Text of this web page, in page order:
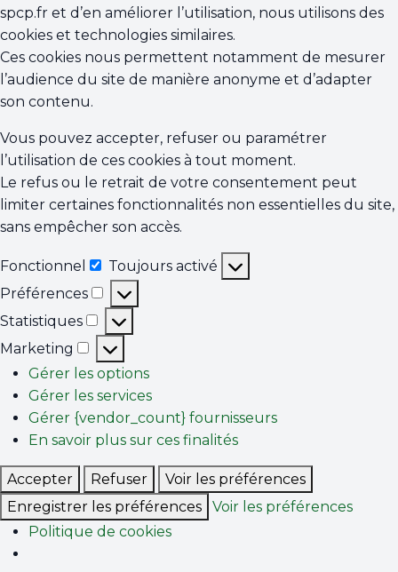
spcp.fr et d’en améliorer l’utilisation, nous utilisons des
cookies et technologies similaires.
Ces cookies nous permettent notamment de mesurer
l’audience du site de manière anonyme et d’adapter
son contenu.
Vous pouvez accepter, refuser ou paramétrer
l’utilisation de ces cookies à tout moment.
Le refus ou le retrait de votre consentement peut
limiter certaines fonctionnalités non essentielles du site,
sans empêcher son accès.
Fonctionnel
Fonctionnel
Toujours activé
Préférences
Préférences
Statistiques
Statistiques
Marketing
Marketing
Gérer les options
Gérer les services
Gérer {vendor_count} fournisseurs
En savoir plus sur ces finalités
Accepter Refuser
Voir les préférences
Enregistrer les préférences
Voir les préférences
Politique de cookies